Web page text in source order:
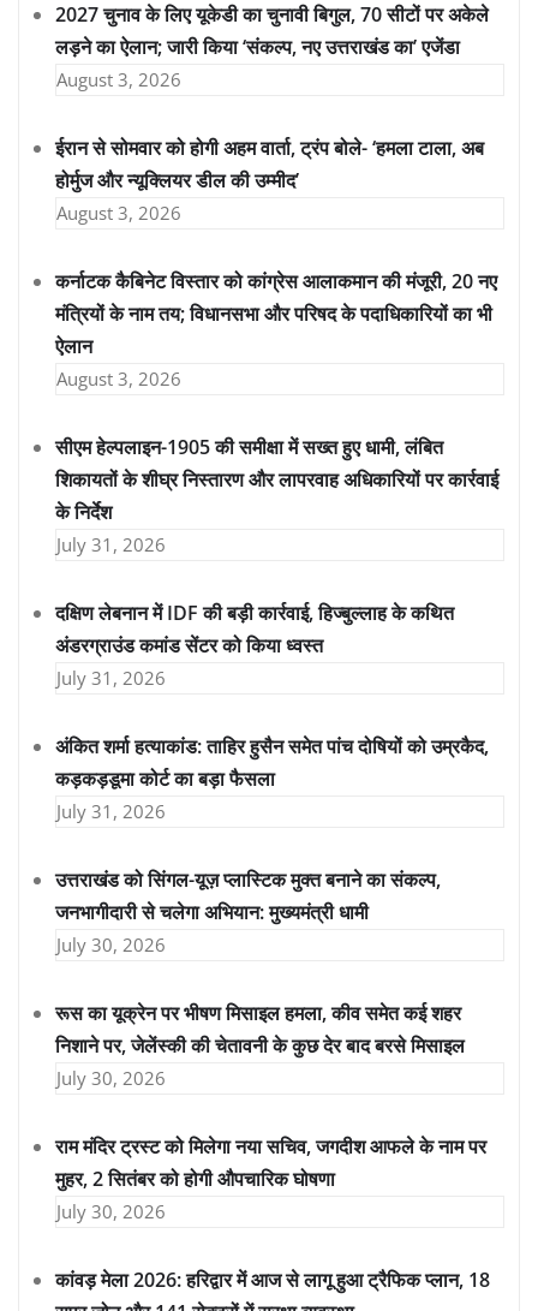
2027 चुनाव के लिए यूकेडी का चुनावी बिगुल, 70 सीटों पर अकेले
लड़ने का ऐलान; जारी किया ‘संकल्प, नए उत्तराखंड का’ एजेंडा
August 3, 2026
ईरान से सोमवार को होगी अहम वार्ता, ट्रंप बोले- ‘हमला टाला, अब
होर्मुज और न्यूक्लियर डील की उम्मीद’
August 3, 2026
कर्नाटक कैबिनेट विस्तार को कांग्रेस आलाकमान की मंजूरी, 20 नए
मंत्रियों के नाम तय; विधानसभा और परिषद के पदाधिकारियों का भी
ऐलान
August 3, 2026
सीएम हेल्पलाइन-1905 की समीक्षा में सख्त हुए धामी, लंबित
शिकायतों के शीघ्र निस्तारण और लापरवाह अधिकारियों पर कार्रवाई
के निर्देश
July 31, 2026
दक्षिण लेबनान में IDF की बड़ी कार्रवाई, हिज्बुल्लाह के कथित
अंडरग्राउंड कमांड सेंटर को किया ध्वस्त
July 31, 2026
अंकित शर्मा हत्याकांड: ताहिर हुसैन समेत पांच दोषियों को उम्रकैद,
कड़कड़डूमा कोर्ट का बड़ा फैसला
July 31, 2026
उत्तराखंड को सिंगल-यूज़ प्लास्टिक मुक्त बनाने का संकल्प,
जनभागीदारी से चलेगा अभियान: मुख्यमंत्री धामी
July 30, 2026
रूस का यूक्रेन पर भीषण मिसाइल हमला, कीव समेत कई शहर
निशाने पर, जेलेंस्की की चेतावनी के कुछ देर बाद बरसे मिसाइल
July 30, 2026
राम मंदिर ट्रस्ट को मिलेगा नया सचिव, जगदीश आफले के नाम पर
मुहर, 2 सितंबर को होगी औपचारिक घोषणा
July 30, 2026
कांवड़ मेला 2026: हरिद्वार में आज से लागू हुआ ट्रैफिक प्लान, 18